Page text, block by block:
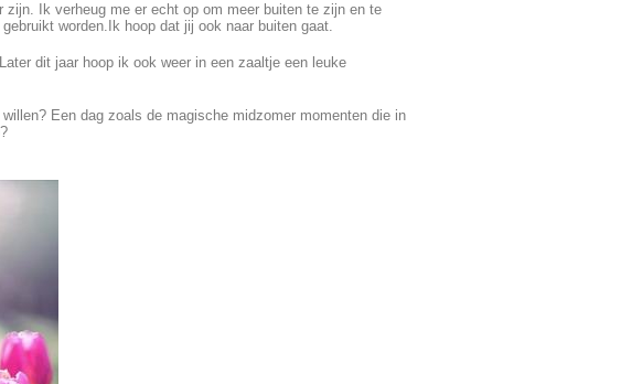
Ik verheug me er echt op om meer buiten te zijn en te
worden.Ik hoop dat jij ook naar buiten gaat.
dit jaar hoop ik ook weer in een zaaltje een leuke
Een dag zoals de magische midzomer momenten die in